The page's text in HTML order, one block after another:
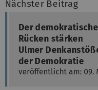
Nächster Beitrag
Der
Rücken stärken
Ulmer
der Demokratie
veröffentlicht am: 09.